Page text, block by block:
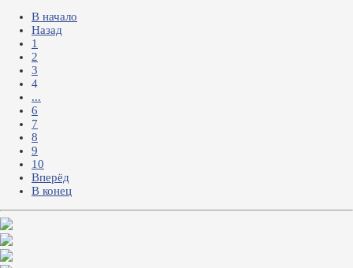
В начало
Назад
1
2
3
4
...
6
7
8
9
10
Вперёд
В конец